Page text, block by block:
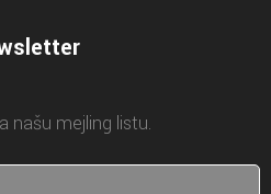
našu mejling listu.